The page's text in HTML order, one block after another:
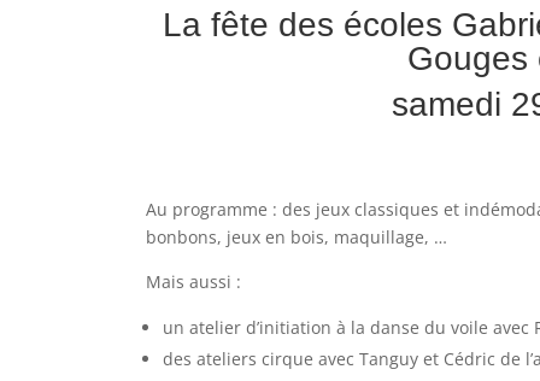
La fête des écoles
Gouges
samedi
Au programme : des jeux classiques et
bonbons, jeux en bois, maquillage, …
Mais aussi :
un atelier d’initiation à la danse du voile avec
des ateliers cirque avec Tanguy et Cédric de